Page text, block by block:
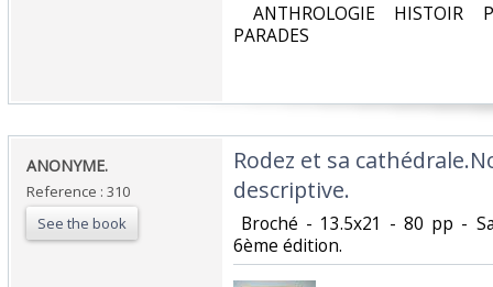
ANTHROLOGIE HISTOIR
PARADES‎
‎ANONYME.‎
Reference : 310
See the book
‎Rodez et sa
descriptive.‎
Broché - 13.5x21 - 80 pp -
6ème édition.‎